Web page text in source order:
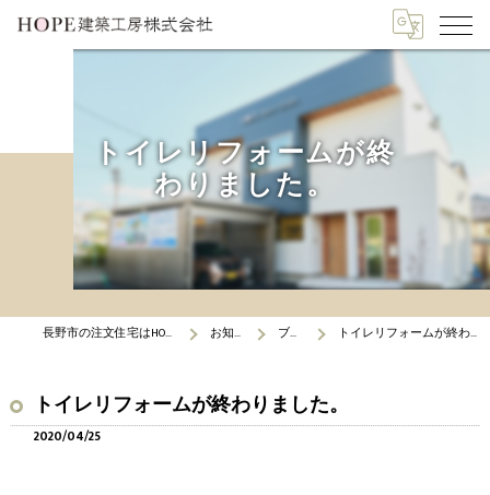
トイレリフォームが終
わりました。
長野市の注文住宅はHOPE建築工房 お知らせ ブログ トイレリフォームが終わりました。
トイレリフォームが終わりました。
2020/04/25